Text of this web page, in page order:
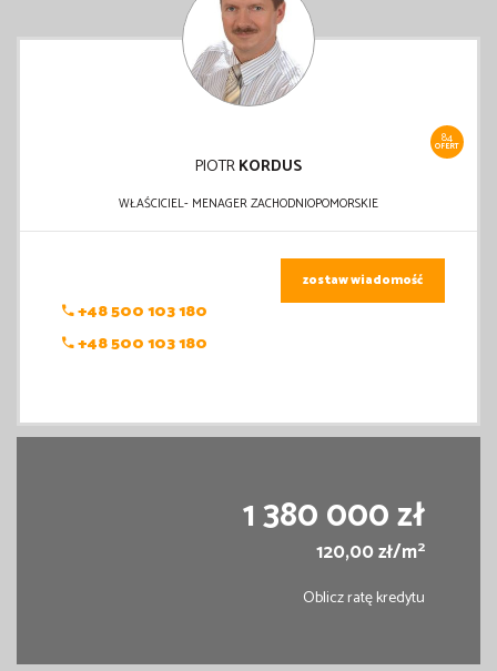
84
OFERT
PIOTRKORDUS
WŁAŚCICIEL- MENAGER ZACHODNIOPOMORSKIE
+48 500 103 180
+48 500 103 180
zostaw wiadomość
1 380 000 zł
120,00 zł/m2
Oblicz ratę kredytu